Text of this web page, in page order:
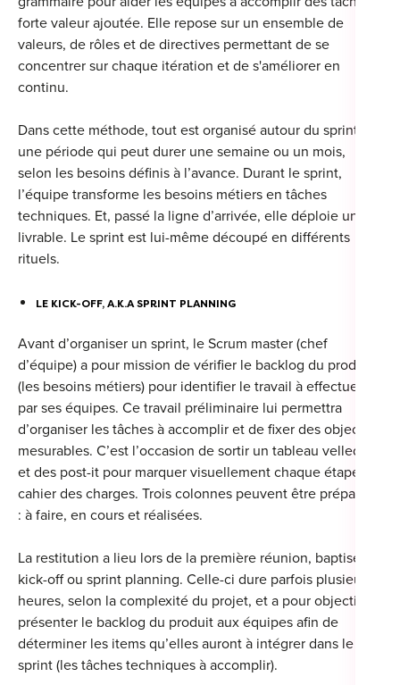
forte valeur ajoutée. Elle repose sur un ensemble de
valeurs, de rôles et de directives permettant de se
concentrer sur chaque itération et de s'améliorer en
continu.
Dans cette méthode, tout est organisé autour du sprint,
une période qui peut durer une semaine ou un mois,
selon les besoins définis à l’avance. Durant le sprint,
l’équipe transforme les besoins métiers en tâches
techniques. Et, passé la ligne d’arrivée, elle déploie un
livrable. Le sprint est lui-même découpé en différents
rituels.
LE KICK-OFF, A.K.A SPRINT PLANNING
Avant d’organiser un sprint, le Scrum master (chef
d’équipe) a pour mission de vérifier le backlog du produit
(les besoins métiers) pour identifier le travail à effectuer
par ses équipes. Ce travail préliminaire lui permettra
d’organiser les tâches à accomplir et de fixer des objectifs
mesurables. C’est l’occasion de sortir un tableau velleda
et des post-it pour marquer visuellement chaque étape du
cahier des charges. Trois colonnes peuvent être préparées
: à faire, en cours et réalisées.
La restitution a lieu lors de la première réunion, baptisée
kick-off ou sprint planning. Celle-ci dure parfois plusieurs
heures, selon la complexité du projet, et a pour objectif de
présenter le backlog du produit aux équipes afin de
déterminer les items qu’elles auront à intégrer dans le
sprint (les tâches techniques à accomplir).